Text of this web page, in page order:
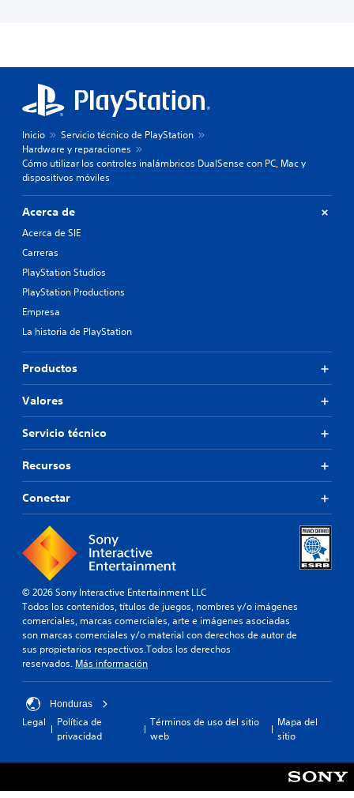
Inicio
Servicio técnico de PlayStation
Hardware y reparaciones
Cómo utilizar los controles inalámbricos DualSense con PC, Mac y
dispositivos móviles
Acerca de
Acerca de SIE
Carreras
PlayStation Studios
PlayStation Productions
Empresa
La historia de PlayStation
Productos
Valores
Servicio técnico
Recursos
Conectar
© 2026 Sony Interactive Entertainment LLC
Todos los contenidos, títulos de juegos, nombres y/o imágenes
comerciales, marcas comerciales, arte e imágenes asociadas
son marcas comerciales y/o material con derechos de autor de
sus propietarios respectivos.Todos los derechos
reservados. Más información
Honduras
Legal
Política de
privacidad
Términos de uso del sitio
web
Mapa del
sitio